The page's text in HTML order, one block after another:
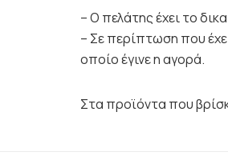
– Ο πελάτης έχει το
– Σε περίπτωση που
οποίο έγινε η αγορά.
Στα προϊόντα που